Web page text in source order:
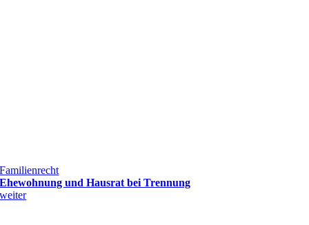
Familienrecht
Ehewohnung und Hausrat bei Trennung
weiter